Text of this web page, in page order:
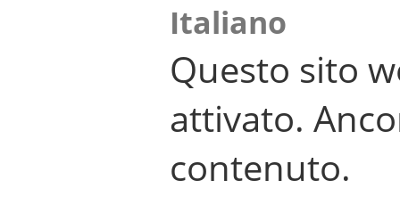
Italiano
Questo sito
attivato.
contenuto.